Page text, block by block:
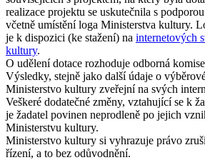
realizace projektu se uskutečnila s
včetně umístění loga Ministerstva kultury.
je k dispozici (ke stažení) na internetových
kultury.
O udělení dotace rozhoduje odborná
Výsledky, stejně jako další údaje o
Ministerstvo kultury zveřejní na svých
Veškeré dodatečné změny, vztahující se k
je žadatel povinen neprodleně po jejich
Ministerstvu kultury.
Ministerstvo kultury si vyhrazuje právo
řízení, a to bez odůvodnění.